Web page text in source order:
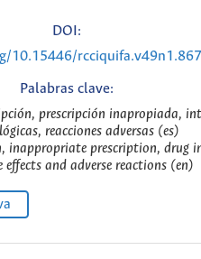
DOI:
10.15446/
Palabras clave:
prescripción inapropiada,
reacciones adversas (es)
inappropriate prescription, drug
effects and adverse reactions (en)